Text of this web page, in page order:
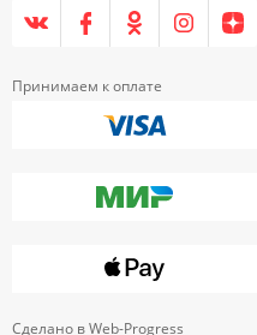
Принимаем к оплате
Сделано вWeb-Progress